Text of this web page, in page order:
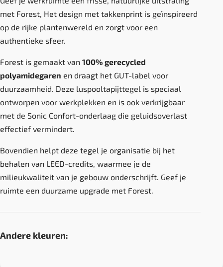
met Forest, Het design met takkenprint is geïnspireerd
op de rijke plantenwereld en zorgt voor een
authentieke sfeer.
Forest is gemaakt van 100% gerecycled
polyamidegaren en draagt het GUT-label voor
duurzaamheid. Deze luspooltapijttegel is speciaal
ontworpen voor werkplekken en is ook verkrijgbaar
met de Sonic Confort-onderlaag die geluidsoverlast
effectief vermindert.
Bovendien helpt deze tegel je organisatie bij het
behalen van LEED-credits, waarmee je de
milieukwaliteit van je gebouw onderschrijft. Geef je
ruimte een duurzame upgrade met Forest.
Andere kleuren: